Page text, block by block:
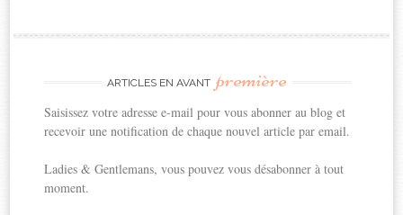
ARTICLES EN AVANT première
Saisissez votre adresse e-mail pour vous abonner au blog et
recevoir une notification de chaque nouvel article par email.
Ladies & Gentlemans, vous pouvez vous désabonner à tout
moment.